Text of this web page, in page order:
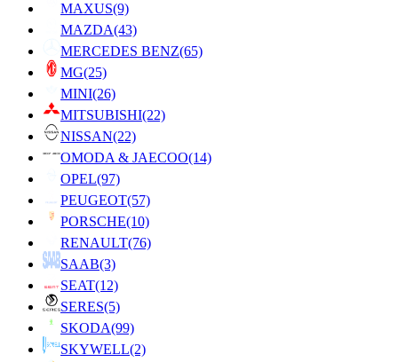
MAXUS(9)
MAZDA(43)
MERCEDES BENZ(65)
MG(25)
MINI(26)
MITSUBISHI(22)
NISSAN(22)
OMODA & JAECOO(14)
OPEL(97)
PEUGEOT(57)
PORSCHE(10)
RENAULT(76)
SAAB(3)
SEAT(12)
SERES(5)
SKODA(99)
SKYWELL(2)